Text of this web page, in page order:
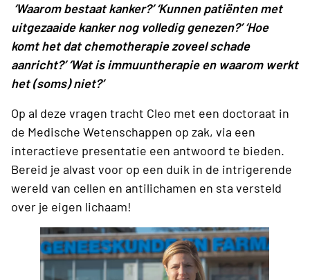
‘Waarom bestaat kanker?’ ‘Kunnen patiënten met
uitgezaaide kanker nog volledig genezen?’ ‘Hoe
komt het dat chemotherapie zoveel schade
aanricht?’ ‘Wat is immuuntherapie en waarom werkt
het (soms) niet?’
Op al deze vragen tracht Cleo met een doctoraat in
de Medische Wetenschappen op zak, via een
interactieve presentatie een antwoord te bieden.
Bereid je alvast voor op een duik in de intrigerende
wereld van cellen en antilichamen en sta versteld
over je eigen lichaam!